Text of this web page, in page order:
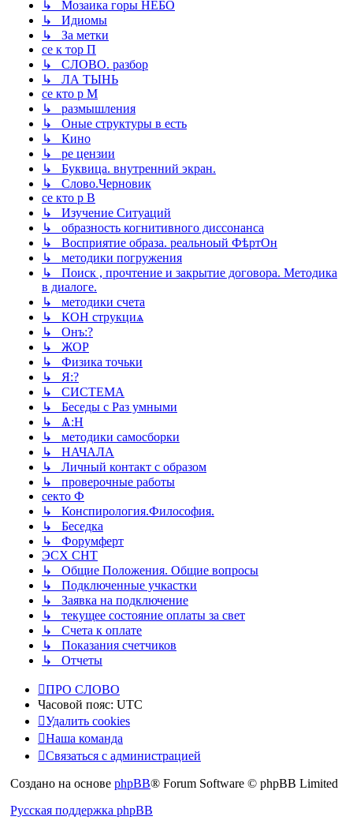
↳ Мозаика горы НЕБО
↳ Идиомы
↳ За метки
се к тор П
↳ СЛОВО. разбор
↳ ЛА ТЫНЬ
се кто р М
↳ размышления
↳ Оные структуры в есть
↳ Кино
↳ ре цензии
↳ Буквица. внутренний экран.
↳ Слово.Черновик
се кто р В
↳ Изучение Ситуаций
↳ образность когнитивного диссонанса
↳ Восприятие образа. реальноый ФѣртОн
↳ методики погружения
↳ Поиск , прочтение и закрытие договора. Методика
в диалоге.
↳ методики счета
↳ КОН струкциѧ
↳ Онъ:?
↳ ЖОР
↳ Физика точьки
↳ Я:?
↳ СИСТЕМА
↳ Беседы с Раз умными
↳ Ѧ:Н
↳ методики самосборки
↳ НАЧАЛА
↳ Личный контакт с образом
↳ проверочные работы
секто Ф
↳ Конспирология.Философия.
↳ Беседка
↳ Форумферт
ЭСХ СНТ
↳ Общие Положения. Общие вопросы
↳ Подключенные учкастки
↳ Заявка на подключение
↳ текущее состояние оплаты за свет
↳ Счета к оплате
↳ Показания счетчиков
↳ Отчеты
ПРО СЛОВО
Часовой пояс: UTC
Удалить cookies
Наша команда
Связаться с администрацией
Создано на основе phpBB® Forum Software © phpBB Limited
Русская поддержка phpBB